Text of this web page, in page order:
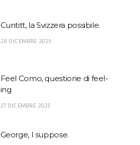
Cuntitt, la Svizzera possibile.
28 DICEMBRE 2025
Feel Como, questione di feel-
ing
27 DICEMBRE 2025
George, I suppose.